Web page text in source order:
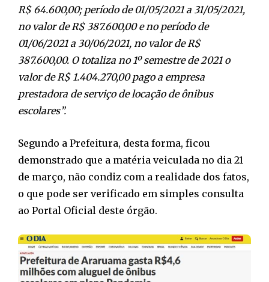
R$ 64.600,00; período de 01/05/2021 a 31/05/2021,
no valor de R$ 387.600,00 e no período de
01/06/2021 a 30/06/2021, no valor de R$
387.600,00. O totaliza no 1º semestre de 2021 o
valor de R$ 1.404.270,00 pago a empresa
prestadora de serviço de locação de ônibus
escolares”.
Segundo a Prefeitura, desta forma, ficou
demonstrado que a matéria veiculada no dia 21
de março, não condiz com a realidade dos fatos,
o que pode ser verificado em simples consulta
ao Portal Oficial deste órgão.